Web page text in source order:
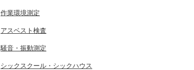
作業環境測定
アスベスト検査
騒音・振動測定
シックスクール・シックハウス